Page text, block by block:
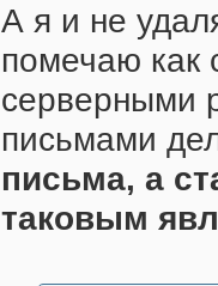
А я и не
помечаю как
серверными
письмами
письма, а
таковым